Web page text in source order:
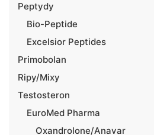
Peptydy
Bio-Peptide
Excelsior Peptides
Primobolan
Ripy/Mixy
Testosteron
EuroMed Pharma
Oxandrolone/Anavar